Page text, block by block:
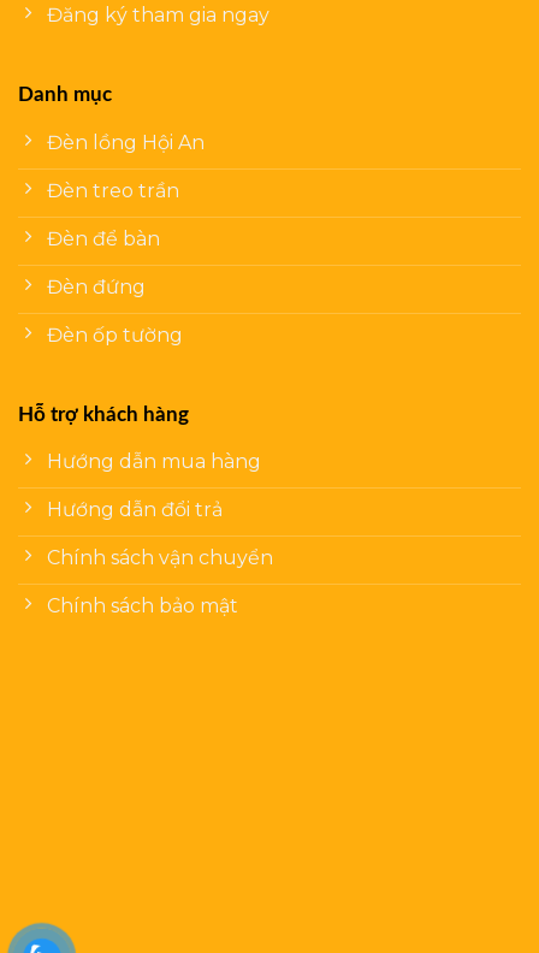
Đăng ký tham gia ngay
Danh mục
Đèn lồng Hội An
Đèn treo trần
Đèn để bàn
Đèn đứng
Đèn ốp tường
Hỗ trợ khách hàng
Hướng dẫn mua hàng
Hướng dẫn đổi trả
Chính sách vận chuyển
Chính sách bảo mật